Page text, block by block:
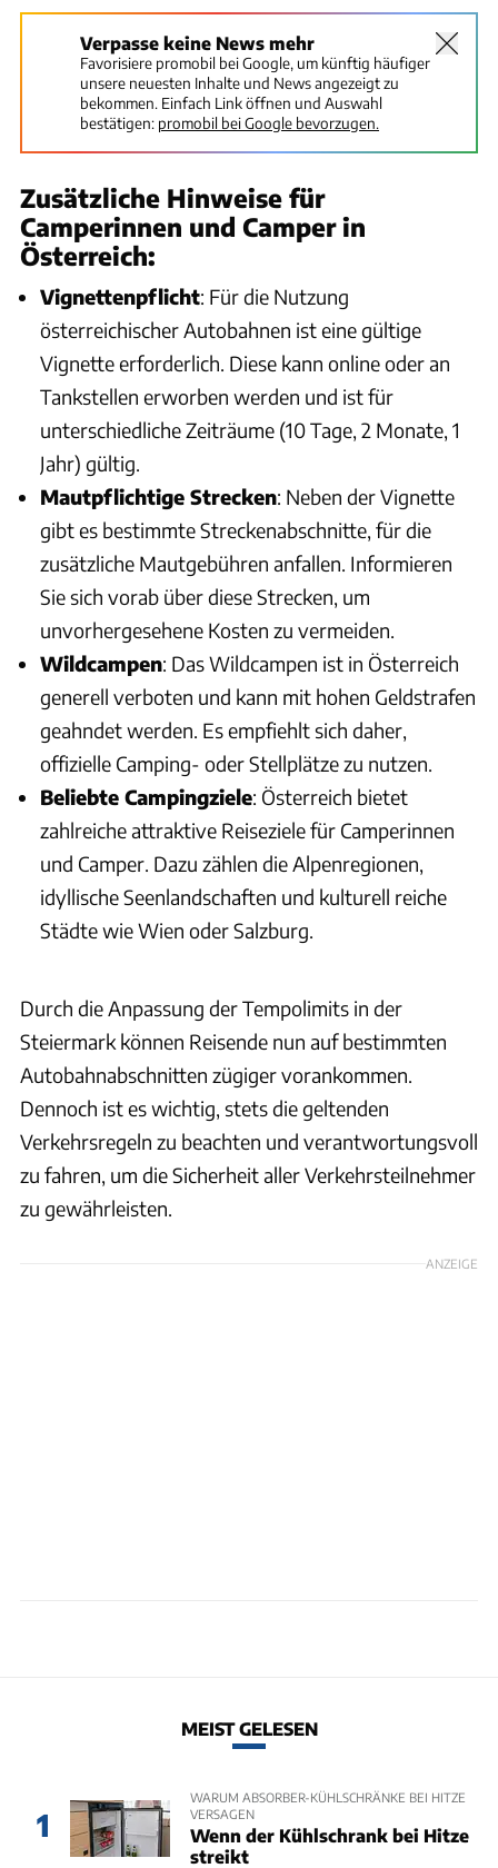
Verpasse keine News mehr
Favorisiere promobil bei Google, um künftig häufiger
unsere neuesten Inhalte und News angezeigt zu
bekommen. Einfach Link öffnen und Auswahl
bestätigen: promobil bei Google bevorzugen.
Zusätzliche Hinweise für
Camperinnen und Camper in
Österreich:
Vignettenpflicht: Für die Nutzung
österreichischer Autobahnen ist eine gültige
Vignette erforderlich. Diese kann online oder an
Tankstellen erworben werden und ist für
unterschiedliche Zeiträume (10 Tage, 2 Monate, 1
Jahr) gültig.
Mautpflichtige Strecken: Neben der Vignette
gibt es bestimmte Streckenabschnitte, für die
zusätzliche Mautgebühren anfallen. Informieren
Sie sich vorab über diese Strecken, um
unvorhergesehene Kosten zu vermeiden.
Wildcampen: Das Wildcampen ist in Österreich
generell verboten und kann mit hohen Geldstrafen
geahndet werden. Es empfiehlt sich daher,
offizielle Camping- oder Stellplätze zu nutzen.
Beliebte Campingziele: Österreich bietet
zahlreiche attraktive Reiseziele für Camperinnen
und Camper. Dazu zählen die Alpenregionen,
idyllische Seenlandschaften und kulturell reiche
Städte wie Wien oder Salzburg.
Durch die Anpassung der Tempolimits in der
Steiermark können Reisende nun auf bestimmten
Autobahnabschnitten zügiger vorankommen.
Dennoch ist es wichtig, stets die geltenden
Verkehrsregeln zu beachten und verantwortungsvoll
zu fahren, um die Sicherheit aller Verkehrsteilnehmer
zu gewährleisten.
ANZEIGE
MEIST GELESEN
1
WARUM ABSORBER-KÜHLSCHRÄNKE BEI HITZE
VERSAGEN
Wenn der Kühlschrank bei Hitze
streikt